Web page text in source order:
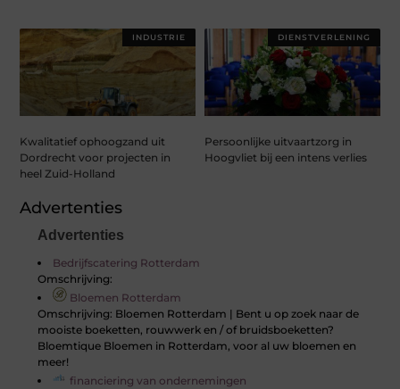
Advertenties
Advertenties
Bedrijfscatering Rotterdam
Omschrijving:
Bloemen Rotterdam
Omschrijving: Bloemen Rotterdam | Bent u op zoek naar de
mooiste boeketten, rouwwerk en / of bruidsboeketten?
Bloemtique Bloemen in Rotterdam, voor al uw bloemen en
meer!
financiering van ondernemingen
INDUSTRIE
Kwalitatief ophoogzand uit
Dordrecht voor projecten in
heel Zuid-Holland
DIENSTVERLENING
Persoonlijke uitvaartzorg in
Hoogvliet bij een intens verlies